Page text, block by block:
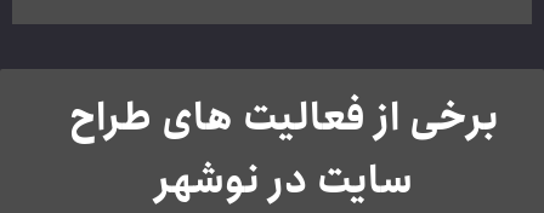
برخی از فعالیت های طراح
سایت در نوشهر